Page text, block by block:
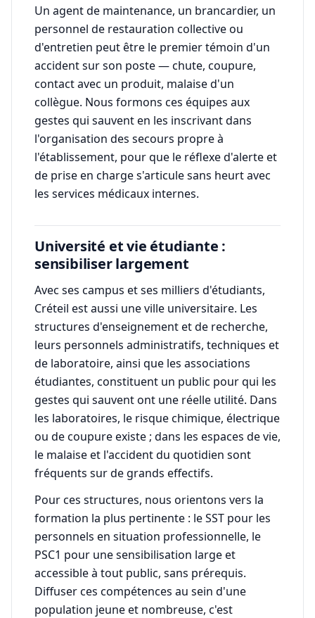
Un agent de maintenance, un brancardier, un
personnel de restauration collective ou
d'entretien peut être le premier témoin d'un
accident sur son poste — chute, coupure,
contact avec un produit, malaise d'un
collègue. Nous formons ces équipes aux
gestes qui sauvent en les inscrivant dans
l'organisation des secours propre à
l'établissement, pour que le réflexe d'alerte et
de prise en charge s'articule sans heurt avec
les services médicaux internes.
Université et vie étudiante :
sensibiliser largement
Avec ses campus et ses milliers d'étudiants,
Créteil est aussi une ville universitaire. Les
structures d'enseignement et de recherche,
leurs personnels administratifs, techniques et
de laboratoire, ainsi que les associations
étudiantes, constituent un public pour qui les
gestes qui sauvent ont une réelle utilité. Dans
les laboratoires, le risque chimique, électrique
ou de coupure existe ; dans les espaces de vie,
le malaise et l'accident du quotidien sont
fréquents sur de grands effectifs.
Pour ces structures, nous orientons vers la
formation la plus pertinente : le SST pour les
personnels en situation professionnelle, le
PSC1 pour une sensibilisation large et
accessible à tout public, sans prérequis.
Diffuser ces compétences au sein d'une
population jeune et nombreuse, c'est